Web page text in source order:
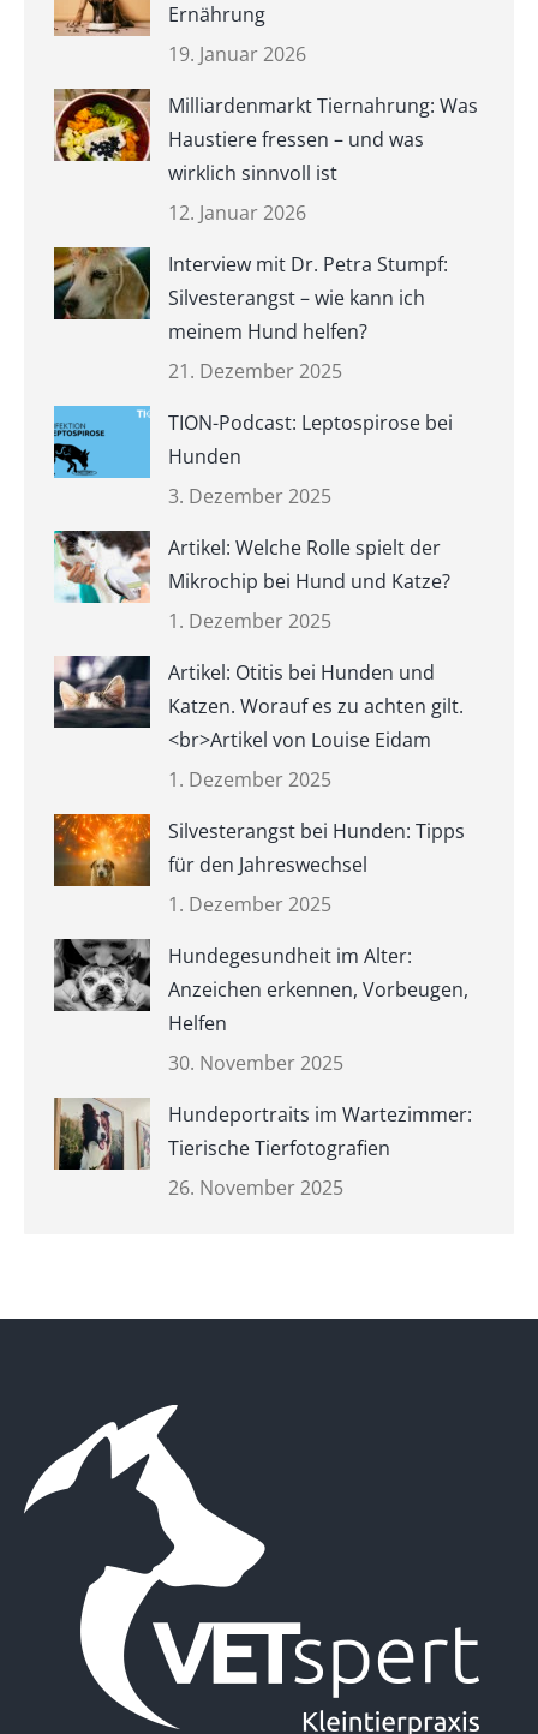
Ernährung
19. Januar 2026
Milliardenmarkt Tiernahrung: Was
Haustiere fressen – und was
wirklich sinnvoll ist
12. Januar 2026
Interview mit Dr. Petra Stumpf:
Silvesterangst – wie kann ich
meinem Hund helfen?
21. Dezember 2025
TION-Podcast: Leptospirose bei
Hunden
3. Dezember 2025
Artikel: Welche Rolle spielt der
Mikrochip bei Hund und Katze?
1. Dezember 2025
Artikel: Otitis bei Hunden und
Katzen. Worauf es zu achten gilt.
<br>Artikel von Louise Eidam
1. Dezember 2025
Silvesterangst bei Hunden: Tipps
für den Jahreswechsel
1. Dezember 2025
Hundegesundheit im Alter:
Anzeichen erkennen, Vorbeugen,
Helfen
30. November 2025
Hundeportraits im Wartezimmer:
Tierische Tierfotografien
26. November 2025